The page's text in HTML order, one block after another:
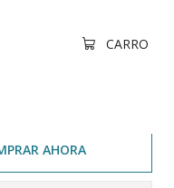
CARRO
AHORA